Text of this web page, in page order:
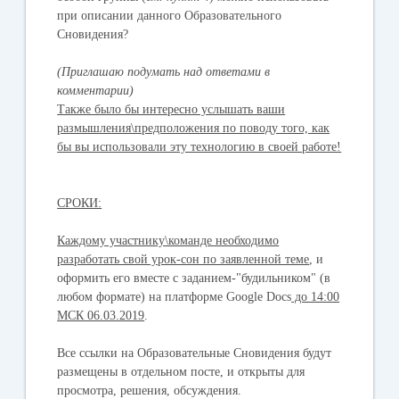
при описании данного Образовательного
Сновидения?
(Приглашаю подумать над ответами в
комментарии)
Также было бы интересно услышать ваши
размышления\предположения по поводу того, как
бы вы использовали эту технологию в своей работе!
СРОКИ:
Каждому участнику\команде необходимо
разработать свой урок-сон по заявленной теме, и
оформить его вместе с заданием-"будильником" (в
любом формате) на платформе Google Docs до 14:00
МСК 06.03.2019.
Все ссылки на Образовательные Сновидения будут
размещены в отдельном посте, и открыты для
просмотра, решения, обсуждения.